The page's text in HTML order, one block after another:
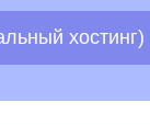
хостинг)